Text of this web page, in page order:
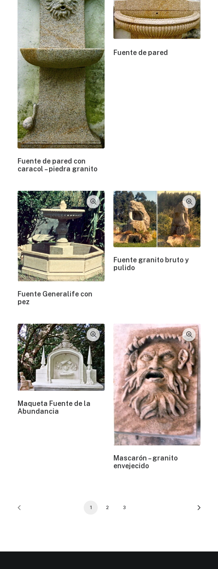
Fuente de pared con
caracol – piedra granito
Fuente de pared
Fuente Generalife con
pez
Fuente granito bruto y
pulido
Maqueta Fuente de la
Abundancia
Mascarón – granito
envejecido
1 2 3